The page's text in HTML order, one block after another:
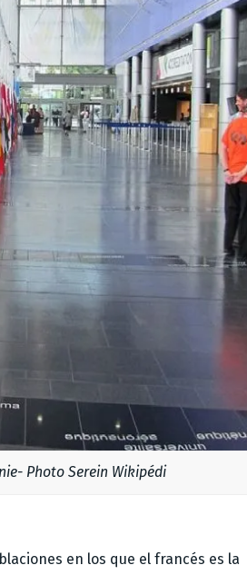
Photo Serein Wikipédi
en los que el francés es la